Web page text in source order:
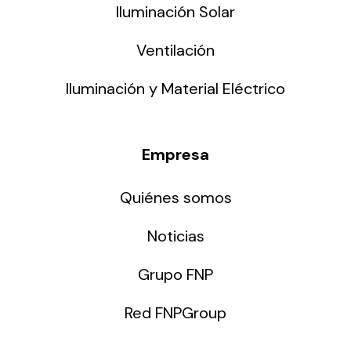
Iluminación Solar
Ventilación
Iluminación y Material Eléctrico
Empresa
Quiénes somos
Noticias
Grupo FNP
Red FNPGroup